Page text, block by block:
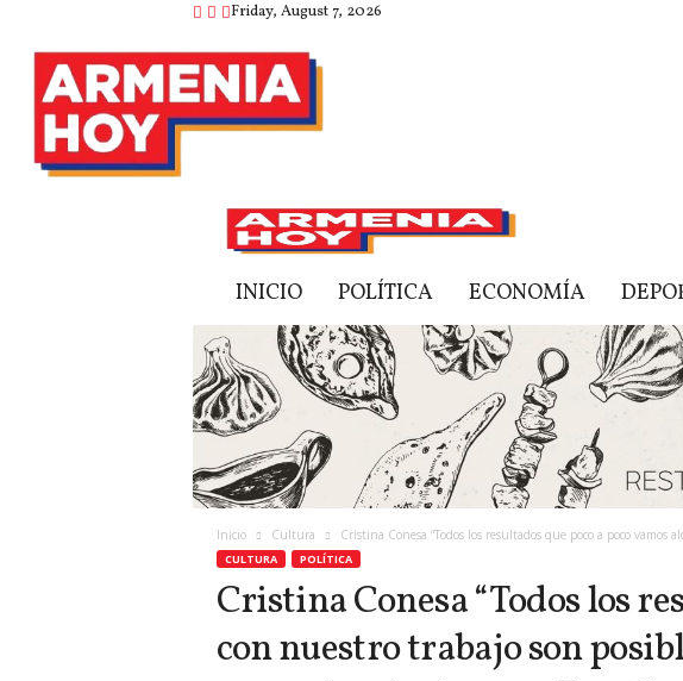
Friday, August 7, 2026
INICIO POLÍTICA ECONOMÍA
Inicio Cultura Cristina Conesa “Todos los resultados que poco a poco vamos
CULTURA POLÍTICA
Cristina Conesa “Todos los
con nuestro trabajo son